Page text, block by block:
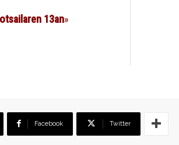
13an»
Facebook Twitter